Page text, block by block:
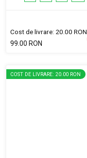
Cost de livrare: 20.00 RON
99.00 RON
COST DE LIVRARE: 20.00 RON